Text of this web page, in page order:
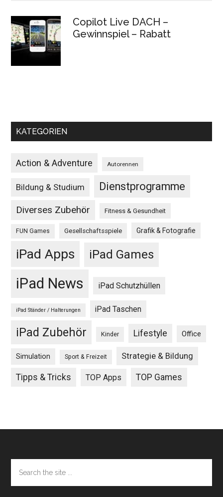
Copilot Live DACH –
Gewinnspiel – Rabatt
KATEGORIEN
Action & Adventure Autorennen
Bildung & Studium Dienstprogramme
Diverses Zubehör Fitness & Gesundheit
FUN Games Gesellschaftsspiele Grafik & Fotografie
iPad Apps iPad Games
iPad News iPad Schutzhüllen
iPad Ständer / Halterungen iPad Taschen
iPad Zubehör Kinder Lifestyle Office
Simulation Sport & Freizeit Strategie & Bildung
Tipps & Tricks TOP Apps TOP Games
Footer
the
site